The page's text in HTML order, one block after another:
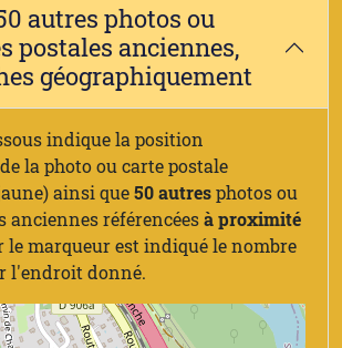
autres photos ou
postales anciennes,
géographiquement
indique la position
la photo ou carte postale
ainsi que50 autresphotos ou
anciennes référencéesà proximité
le marqueur est indiqué le nombre
l'endroit donné.